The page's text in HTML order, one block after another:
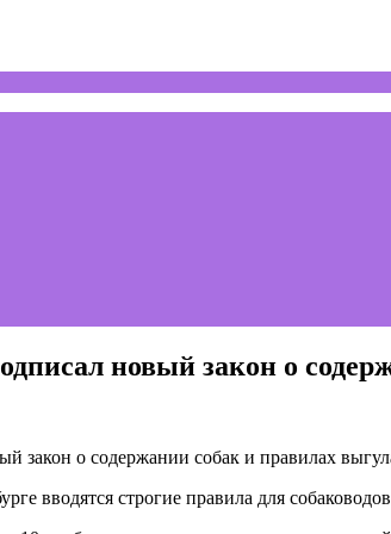
новый закон о
вводятся строгие правила для